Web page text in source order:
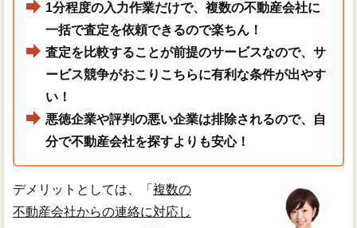
1分程度の入力作業だけで、複数の不動産会社に
一括で査定を依頼できるので楽ちん！
査定を比較することが前提のサービスなので、サ
ービス競争がおこりこちらに有利な条件が出やす
い！
悪徳企業や評判の悪い企業は排除されるので、自
分で不動産会社を探すよりも安心！
デメリットとしては、「 複数の
不動産会社からの連絡に対応し